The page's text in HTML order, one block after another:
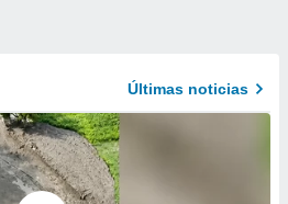
Últimas noticias